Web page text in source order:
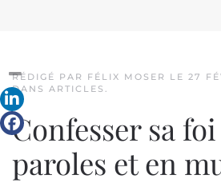
RÉDIGÉ PAR FÉLIX MOSER LE 27
DANS ARTICLES .
Confesser sa
paroles et en